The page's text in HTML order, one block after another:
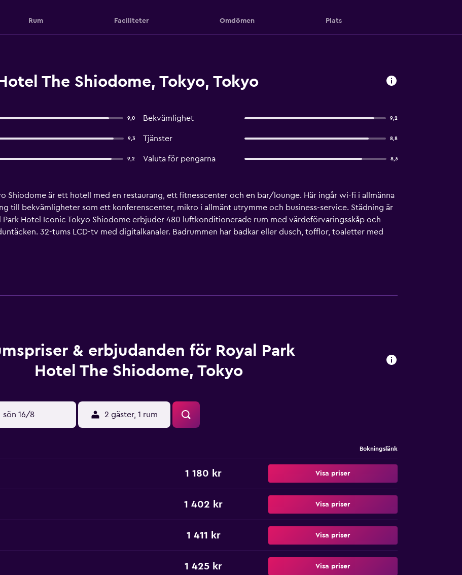
Rum Faciliteter Omdömen Plats
The Shiodome, Tokyo, Tokyo
9,0 Bekvämlighet 9,2
9,3 Tjänster 8,8
9,2 Valuta för pengarna 8,3
Shiodome är ett hotell med en restaurang, ett fitnesscenter och en bar/lounge. Här ingår wi-fi i allmänna
till bekvämligheter som ett konferenscenter, mikro i allmänt utrymme och business-service. Städning är
Park Hotel Iconic Tokyo Shiodome erbjuder 480 luftkonditionerade rum med värdeförvaringsskåp och
32-tums LCD-tv med digitalkanaler. Badrummen har badkar eller dusch, tofflor, toaletter med
har tillgång till gratis fast internetuppkoppling. Skrivbord och telefon finns. Massage på rummet,
kan fås på begäran. Städning sker på begäran. Detta hotell har bland annat fitnesscenter.
& erbjudanden för Royal Park
Hotel The Shiodome, Tokyo
sön 16/8 2 gäster, 1 rum
Bokningslänk
1 180 kr Visa priser
1 402 kr Visa priser
1 411 kr Visa priser
1 425 kr Visa priser